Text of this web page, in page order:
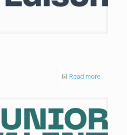
Read more